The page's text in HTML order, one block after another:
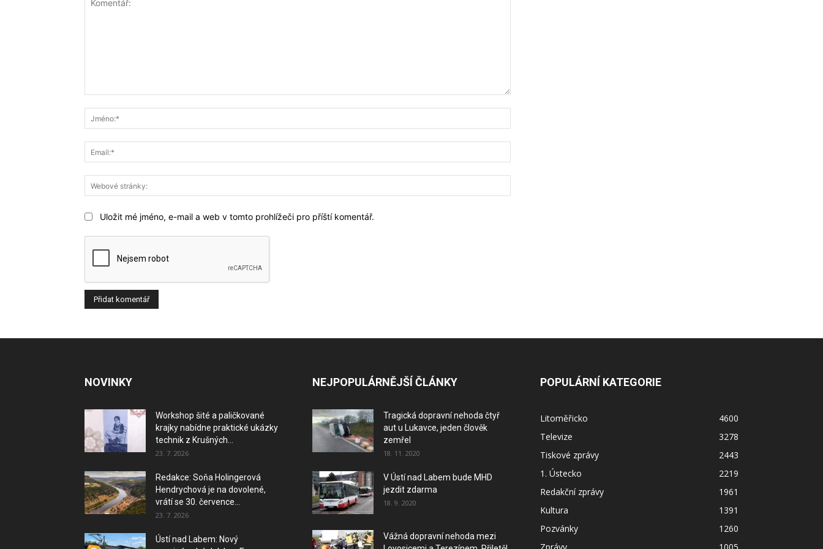
stránky:
Uložit mé jméno, e-mail a web v tomto prohlížeči pro příští komentář.
NOVINKY
Workshop šité a paličkované
krajky nabídne praktické ukázky
technik z Krušných...
23. 7. 2026
Redakce: Soňa Holingerová
Hendrychová je na dovolené,
vrátí se 30. července...
23. 7. 2026
Ústí nad Labem: Nový
NEJPOPULÁRNĚJŠÍ ČLÁNKY
Tragická dopravní nehoda čtyř
aut u Lukavce, jeden člověk
zemřel
18. 11. 2020
V Ústí nad Labem bude MHD
jezdit zdarma
18. 9. 2020
Vážná dopravní nehoda mezi
POPULÁRNÍ KATEGORIE
Litoměřicko
4600
Televize
3278
Tiskové zprávy
2443
1. Ústecko
2219
Redakční zprávy
1961
Kultura
1391
Pozvánky
1260